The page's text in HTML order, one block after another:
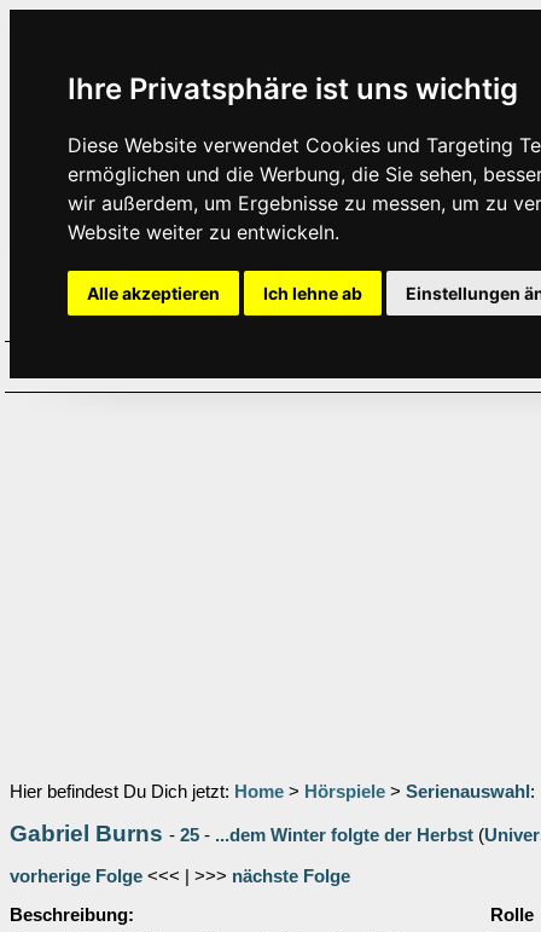
Ihre Privatsphäre ist uns wichtig
Diese Website verwendet Cookies und Targeting
ermöglichen und die Werbung, die Sie sehen,
wir außerdem, um Ergebnisse zu messen, um zu
Website weiter zu entwickeln.
Alle akzeptieren Ich lehne ab Einstellungen
Hier befindest Du Dich jetzt: Home > Hörspiele > Serienauswahl :
Gabriel Burns - 25 - ...dem Winter folgte der Herbst (
vorherige Folge <<< | >>> nächste Folge
Beschreibung:
Rolle